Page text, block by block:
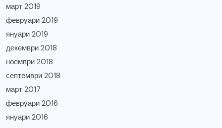
март 2019
февруари 2019
януари 2019
декември 2018
ноември 2018
септември 2018
март 2017
февруари 2016
януари 2016